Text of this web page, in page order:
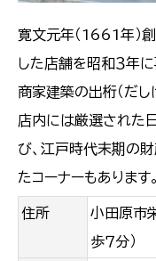
寛文元年（1661年）
した店舗を昭和３年
商家建築の出桁（だし
店内には厳選された
び、江戸時代末期の
たコーナーもあります。
住所
小田原市
歩７分）